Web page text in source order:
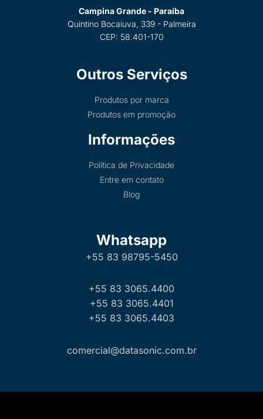
Campina Grande - Paraíba
Quintino Bocaiuva, 339 - Palmeira
CEP: 58.401-170
Outros Serviços
Produtos por marca
Produtos em promoção
Informações
Política de Privacidade
Entre em contato
Blog
Whatsapp
+55 83 98795-5450
+55 83 3065.4400
+55 83 3065.4401
+55 83 3065.4403
comercial@datasonic.com.br